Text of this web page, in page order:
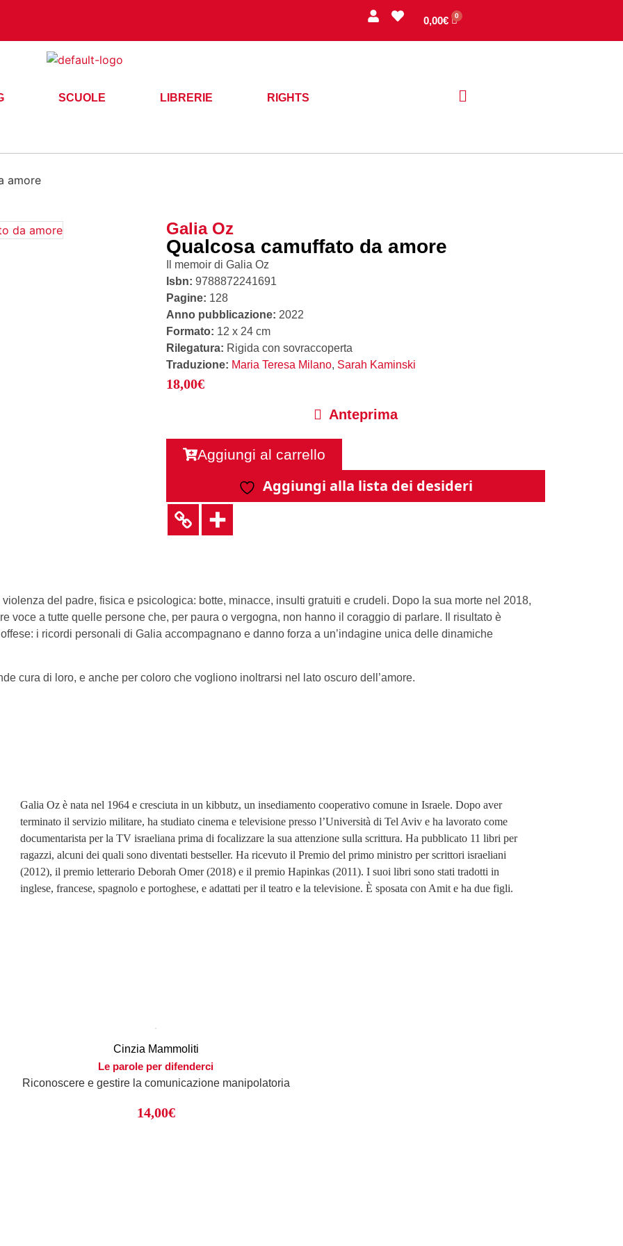
0,00€
SCUOLE LIBRERIE RIGHTS
amore
Galia Oz
Qualcosa camuffato da amore
Il memoir di Galia Oz
Isbn: 9788872241691
Pagine: 128
Anno pubblicazione: 2022
Formato: 12 x 24 cm
Rilegatura: Rigida con sovraccoperta
Traduzione: Maria Teresa Milano, Sarah Kaminski
18,00€
Anteprima
Aggiungi al carrello
Aggiungi alla lista dei desideri
del padre, fisica e psicologica: botte, minacce, insulti gratuiti e crudeli. Dopo la sua morte nel 2018,
voce a tutte quelle persone che, per paura o vergogna, non hanno il coraggio di parlare. Il risultato è
i ricordi personali di Galia accompagnano e danno forza a un’indagine unica delle dinamiche
cura di loro, e anche per coloro che vogliono inoltrarsi nel lato oscuro dell’amore.
Galia Oz è nata nel 1964 e cresciuta in un kibbutz, un insediamento cooperativo comune in Israele. Dopo aver
terminato il servizio militare, ha studiato cinema e televisione presso l’Università di Tel Aviv e ha lavorato come
documentarista per la TV israeliana prima di focalizzare la sua attenzione sulla scrittura. Ha pubblicato 11 libri per
ragazzi, alcuni dei quali sono diventati bestseller. Ha ricevuto il Premio del primo ministro per scrittori israeliani
(2012), il premio letterario Deborah Omer (2018) e il premio Hapinkas (2011). I suoi libri sono stati tradotti in
inglese, francese, spagnolo e portoghese, e adattati per il teatro e la televisione. È sposata con Amit e ha due figli.
Cinzia Mammoliti
Le parole per difenderci
Riconoscere e gestire la comunicazione manipolatoria
14,00€